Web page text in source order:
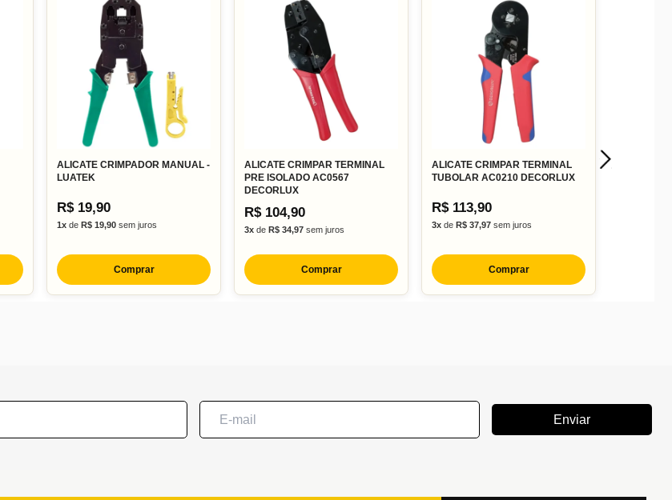
ALICATE CRIMPADOR MANUAL -
LUATEK
R$ 19,90
1x de R$ 19,90 sem juros
Comprar
ALICATE CRIMPAR TERMINAL
PRE ISOLADO AC0567
DECORLUX
R$ 104,90
3x de R$ 34,97 sem juros
Comprar
ALICATE CRIMPAR TERMINAL
TUBOLAR AC0210 DECORLUX
R$ 113,90
3x de R$ 37,97 sem juros
Comprar
Enviar